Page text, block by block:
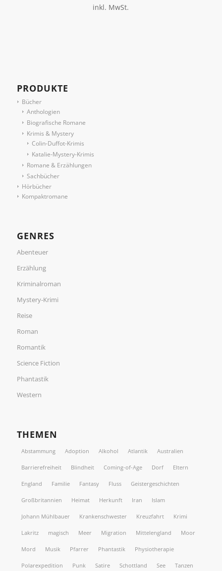
inkl. MwSt.
PRODUKTE
Bücher
Anthologien
Biografische Romane
Krimis & Mystery
Colin-Duffot-Krimis
Katalie-Mystery-Krimis
Romane & Erzählungen
Sachbücher
Hörbücher
Kompaktromane
GENRES
Abenteuer
Erzählung
Kriminalroman
Mystery-Krimi
Reise
Roman
Romantik
Science Fiction
Phantastik
Western
THEMEN
Abstammung Adoption Alkohol Atlantik Australien
Barrierefreiheit Blindheit Coming-of-Age Dorf Eltern
England Familie Fantasy Fluss Geistergeschichten
Großbritannien Heimat Herkunft Iran Islam
Johann Mühlbauer Krankenschwester Kreuzfahrt Krimi
Lakritz magisch Meer Migration Mittelengland Moor
Mord Musik Pfarrer Phantastik Physiotherapie
Polarexpedition Punk Satire Schottland See Tanzen